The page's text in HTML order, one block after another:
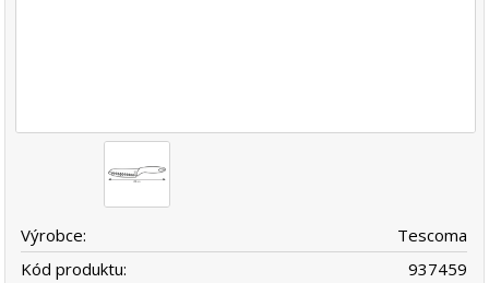
Výrobce:
Tescoma
Kód produktu:
937459